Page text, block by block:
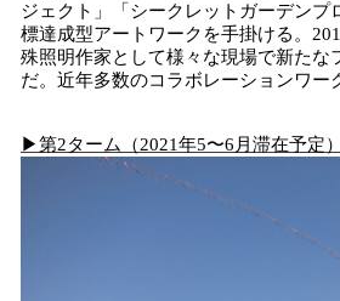
ジェクト」「シークレットガーデンプ
標達成型アートワークを手掛ける。
殊照明作家として様々な現場で新たな
だ。近年多数のコラボレーションワー
▶︎第2ターム（2021年5〜6月滞在予定）